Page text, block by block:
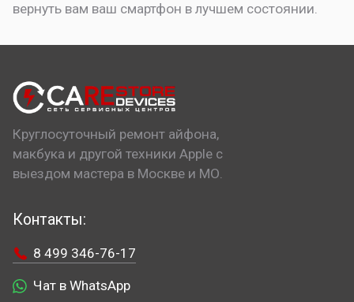
вернуть вам ваш смартфон в лучшем состоянии.
Круглосуточный ремонт айфона,
макбука и другой техники Apple с
выездом мастера в Москве и МО.
Контакты:
8 499 346-76-17
Чат в WhatsApp